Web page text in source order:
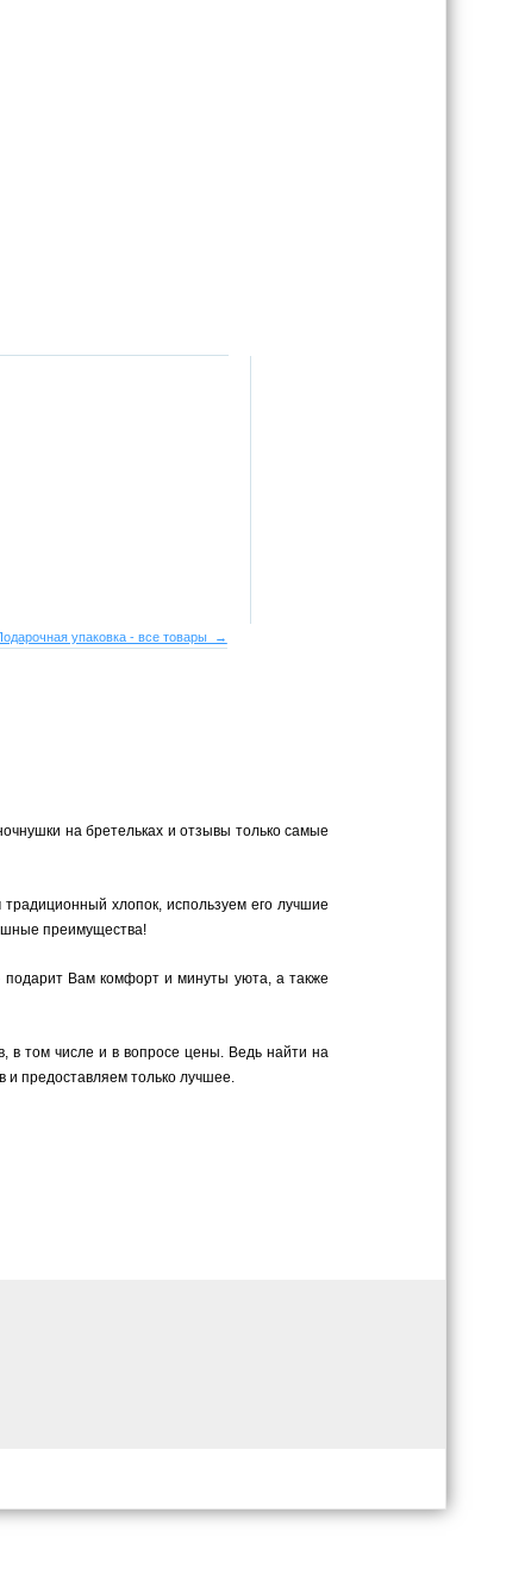
упаковка - все товары →
на бретельках и отзывы только самые
хлопок, используем его лучшие
преимущества!
подарит Вам комфорт и минуты уюта, а также
в том числе и в вопросе цены. Ведь найти на
и предоставляем только лучшее.